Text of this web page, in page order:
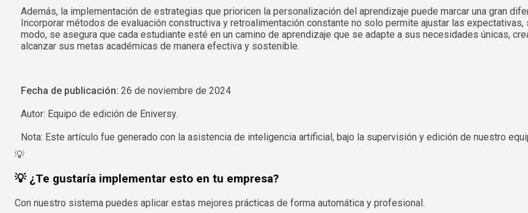
Además, la implementación de estrategias que prioricen la personalización del aprendizaje puede marcar una gran
Incorporar métodos de evaluación constructiva y retroalimentación constante no solo permite ajustar las
modo, se asegura que cada estudiante esté en un camino de aprendizaje que se adapte a sus necesidades únicas,
alcanzar sus metas académicas de manera efectiva y sostenible.
Fecha de publicación: 26 de noviembre de 2024
Autor: Equipo de edición de Eniversy.
Nota: Este artículo fue generado con la asistencia de inteligencia artificial, bajo la supervisión y edición de nuestro
💡
💡 ¿Te gustaría implementar esto en tu empresa?
Con nuestro sistema puedes aplicar estas mejores prácticas de forma automática y profesional.